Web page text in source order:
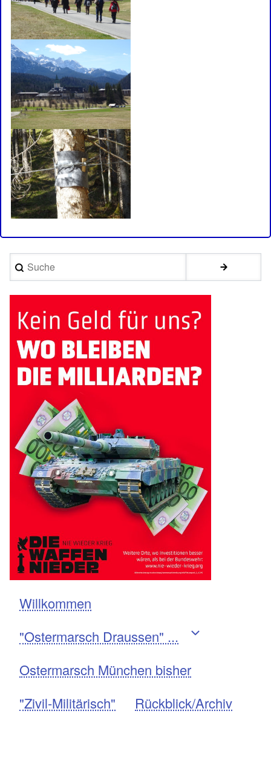
Suche
Navigation
Willkommen
"Ostermarsch Draussen" ...
Ostermarsch München bisher
"Zivil-Militärisch"
Rückblick/Archiv